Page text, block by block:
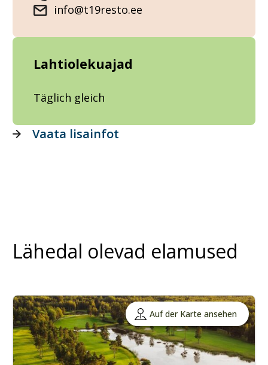
info@t19resto.ee
Lahtiolekuajad
Täglich gleich
Vaata lisainfot
Lähedal olevad elamused
Auf der Karte ansehen